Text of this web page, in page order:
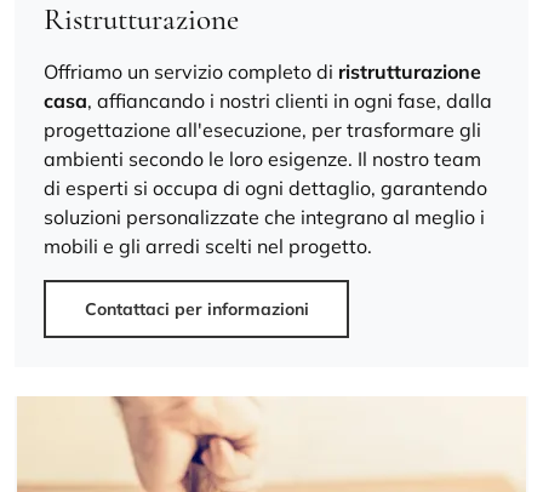
Ristrutturazione
Offriamo un servizio completo di ristrutturazione
casa, affiancando i nostri clienti in ogni fase, dalla
progettazione all'esecuzione, per trasformare gli
ambienti secondo le loro esigenze. Il nostro team
di esperti si occupa di ogni dettaglio, garantendo
soluzioni personalizzate che integrano al meglio i
mobili e gli arredi scelti nel progetto.
Contattaci per informazioni